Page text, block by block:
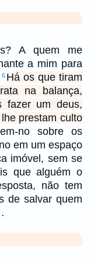
A quem me
a mim para
6 Há os que tiram
na balança,
fazer um deus,
prestam culto
no sobre os
em um espaço
imóvel, sem se
que alguém o
não tem
de salvar quem